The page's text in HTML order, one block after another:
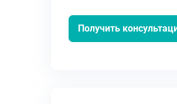
Получить